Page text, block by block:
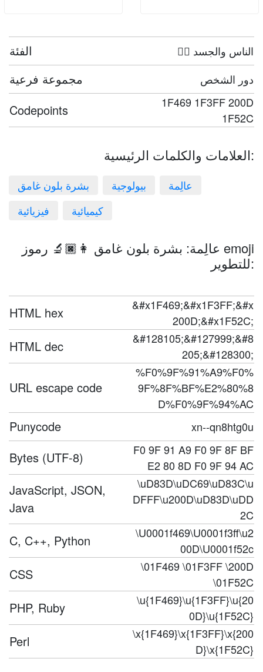
الفئة 🤦‍♀️ الناس والجسد
مجموعة فرعية دور الشخص
Codepoints
1F469 1F3FF 200D
1F52C
العلامات والكلمات الرئيسية:
بشرة بلون غامق بيولوجية
عالِمة
فيزيائية
كيميائية
عالِمة: بشرة بلون غامق 👩🏿‍🔬 رموز emoji
للتطوير:
HTML hex
&#x1F469;&#x1F3FF;&#x
200D;&#x1F52C;
HTML dec
&#128105;&#127999;&#8
205;&#128300;
URL escape code
%F0%9F%91%A9%F0%
9F%8F%BF%E2%80%8
D%F0%9F%94%AC
Punycode xn--qn8htg0u
Bytes (UTF-8)
F0 9F 91 A9 F0 9F 8F BF
E2 80 8D F0 9F 94 AC
JavaScript, JSON,
Java
\uD83D\uDC69\uD83C\u
DFFF\u200D\uD83D\uDD
2C
C, C++, Python
\U0001f469\U0001f3ff\u2
00D\U0001f52c
CSS
\01F469 \01F3FF \200D
\01F52C
PHP, Ruby
\u{1F469}\u{1F3FF}\u{20
0D}\u{1F52C}
Perl
\x{1F469}\x{1F3FF}\x{200
D}\x{1F52C}